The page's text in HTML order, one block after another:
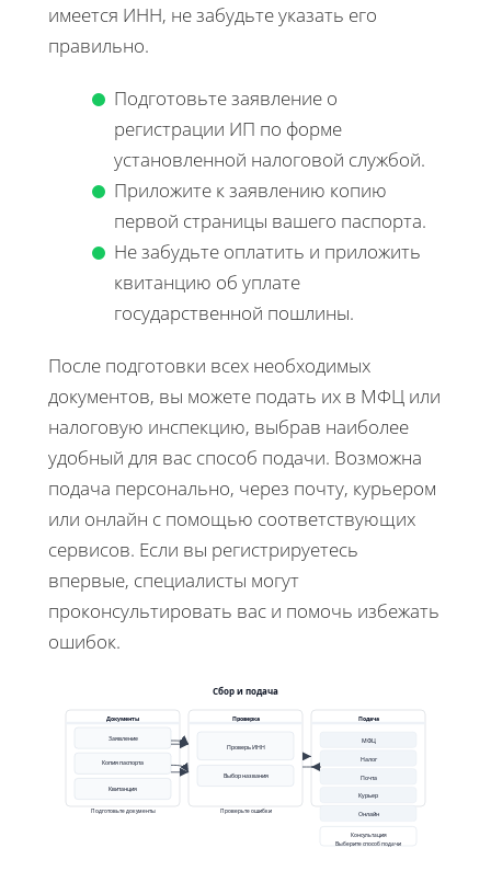
имеется ИНН, не забудьте указать его
правильно.
Подготовьте заявление о
регистрации ИП по форме
установленной налоговой службой.
Приложите к заявлению копию
первой страницы вашего паспорта.
Не забудьте оплатить и приложить
квитанцию об уплате
государственной пошлины.
После подготовки всех необходимых
документов, вы можете подать их в МФЦ или
налоговую инспекцию, выбрав наиболее
удобный для вас способ подачи. Возможна
подача персонально, через почту, курьером
или онлайн с помощью соответствующих
сервисов. Если вы регистрируетесь
впервые, специалисты могут
проконсультировать вас и помочь избежать
ошибок.
Сбор и подача
Документы
Заявление
Копия паспорта
Квитанция
Проверка
Проверь ИНН
Выбор названия
Подача
МФЦ
Налог
Почта
Курьер
Онлайн
Консультация
Подготовьте документы Проверьте ошибки
Выберите способ подачи